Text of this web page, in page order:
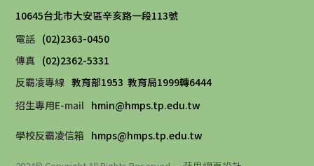
10645台北市大安區辛亥路一段113號
電話 (02)2363-0450
傳真 (02)2362-5331
反霸凌專線 教育部1953 教育局1999轉6444
招生專用E-mail hmin@hmps.tp.edu.tw
學校反霸凌信箱 hmps@hmps.tp.edu.tw